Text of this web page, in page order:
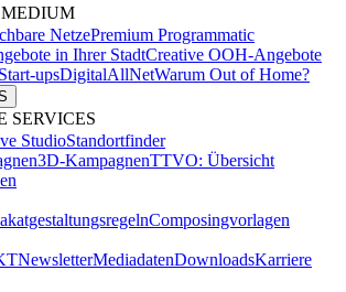
NetzePremium Programmatic
in Ihrer StadtCreative OOH-Angebote
upsDigitalAllNetWarum Out of Home?
SERVICES
StudioStandortfinder
3D-KampagnenTTVO: Übersicht
Composingvorlagen
NewsletterMediadatenDownloadsKarriere